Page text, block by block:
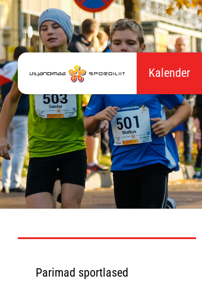
Kalender
Parimad sportlased